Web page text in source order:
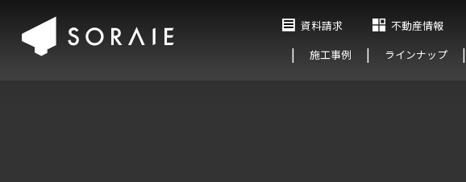
資料請求 不動産情報
施工事例
ラインナップ